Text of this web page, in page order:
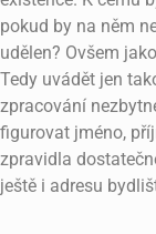
pokud by na něm
udělen? Ovšem
Tedy uvádět jen
zpracování
figurovat jméno,
zpravidla
ještě i adresu